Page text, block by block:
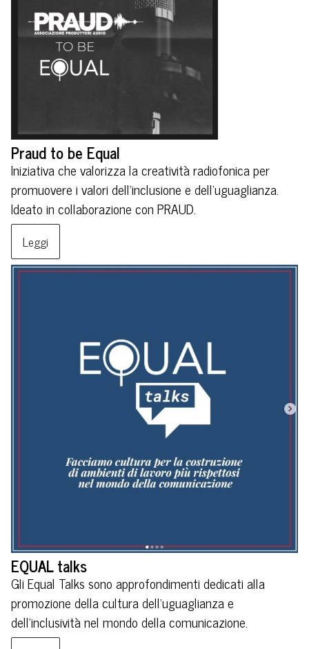
Praud to be Equal
Iniziativa che valorizza la creatività radiofonica per
promuovere i valori dell’inclusione e dell’uguaglianza.
Ideato in collaborazione con PRAUD.
Leggi
EQUAL talks
Gli Equal Talks sono approfondimenti dedicati alla
promozione della cultura dell’uguaglianza e
dell’inclusività nel mondo della comunicazione.